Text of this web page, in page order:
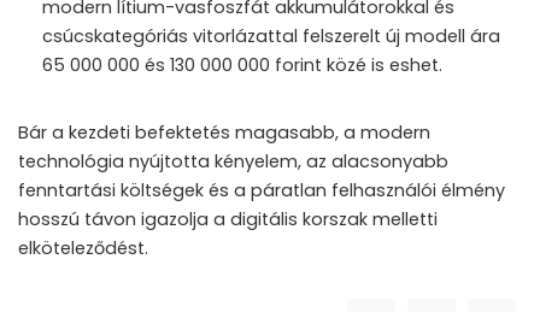
modern lítium-vasfoszfát akkumulátorokkal és
csúcskategóriás vitorlázattal felszerelt új modell ára
65 000 000 és 130 000 000 forint közé is eshet.
Bár a kezdeti befektetés magasabb, a modern
technológia nyújtotta kényelem, az alacsonyabb
fenntartási költségek és a páratlan felhasználói élmény
hosszú távon igazolja a digitális korszak melletti
elköteleződést.